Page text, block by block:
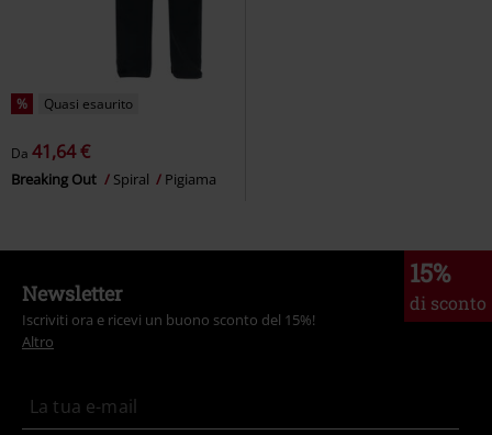
% Quasi esaurito
Da 41,64 €
Breaking Out Spiral Pigiama
15%
di sconto
Newsletter
Iscriviti ora e ricevi un buono sconto del 15%!
Altro